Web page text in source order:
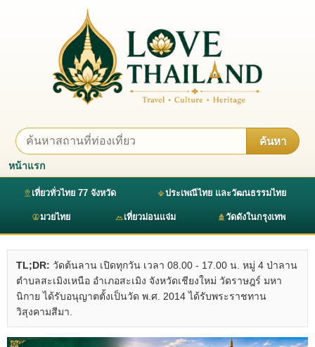
ค้นหา
หน้าแรก
เที่ยวทั่วไทย 77 จังหวัด ประเพณีไทย และวัฒนธรรมไทย
มวยไทย เที่ยวม่อนแจ่ม วัดดังในกรุงเทพ
TL;DR: วัดต้นลาน เปิดทุกวัน เวลา 08.00 - 17.00 น. หมู่ 4 ป่าลาน
ตำบลสะเมิงเหนือ อำเภอสะเมิง จังหวัดเชียงใหม่ วัดราษฎร์ มหา
นิกาย ได้รับอนุญาตตั้งเป็นวัด พ.ศ. 2014 ได้รับพระราชทาน
วิสุงคามสีมา.